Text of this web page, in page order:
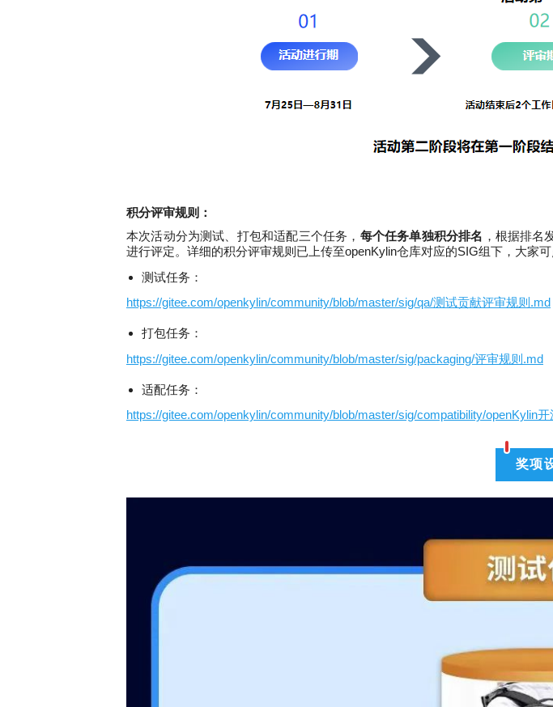
积分评审规则：
本次活动分为测试、打包和适配三个任务， 每个任务单独积分排名 ，根据排名
进行评定。详细的积分评审规则已上传至openKylin仓库对应的SIG组下，大家可
测试任务：
https://gitee.com/openkylin/community/blob/master/sig/qa/测试贡献评审规则.md
打包任务：
https://gitee.com/openkylin/community/blob/master/sig/packaging/评审规则.md
适配任务：
https://gitee.com/openkylin/community/blob/master/sig/compatibility/openKylin
奖项